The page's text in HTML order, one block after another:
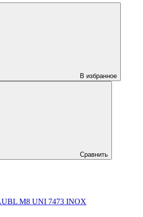
В избранное
Сравнить
M8 UNI 7473 INOX